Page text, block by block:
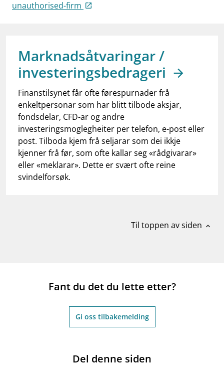
work_outlineJobb hos oss
notifications_none Abonner på nyhetsvarsel
unauthorised-firm
Marknadsåtvaringar /
investeringsbedrageri
Finanstilsynet får ofte førespurnader frå
enkeltpersonar som har blitt tilbode aksjar,
fondsdelar, CFD-ar og andre
investeringsmoglegheiter per telefon, e-post eller
post. Tilboda kjem frå seljarar som dei ikkje
kjenner frå før, som ofte kallar seg «rådgivarar»
eller «meklarar». Dette er svært ofte reine
svindelforsøk.
Til toppen av siden expand_less
Fant du det du lette etter?
Gi oss tilbakemelding
Del denne siden